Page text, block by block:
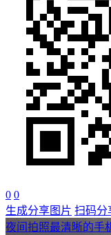
0 0
生成分享图片 扫码分
夜间拍照最清晰的手